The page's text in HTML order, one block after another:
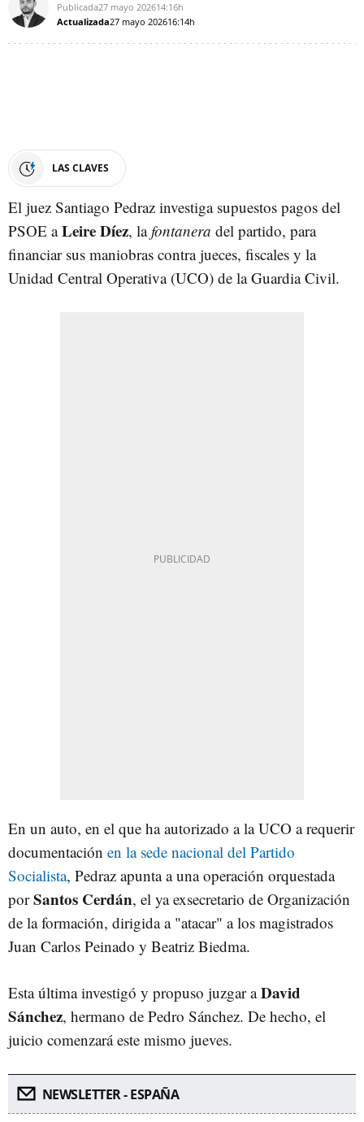
Publicada27 mayo 202614:16h
Actualizada27 mayo 202616:14h
LAS CLAVES
El juez Santiago Pedraz investiga supuestos pagos del
PSOE aLeire Díez, lafontanera del partido, para
financiar sus maniobras contra jueces, fiscales y la
Unidad Central Operativa (UCO) de la Guardia Civil.
En un auto, en el que ha autorizado a la UCO a requerir
documentación en la sede nacional del Partido
Socialista, Pedraz apunta a una operación orquestada
porSantos Cerdán, el ya exsecretario de Organización
de la formación, dirigida a "atacar" a los magistrados
Juan Carlos Peinado y Beatriz Biedma.
Esta última investigó y propuso juzgar aDavid
Sánchez, hermano de Pedro Sánchez. De hecho, el
juicio comenzará este mismo jueves.
NEWSLETTER - ESPAÑA